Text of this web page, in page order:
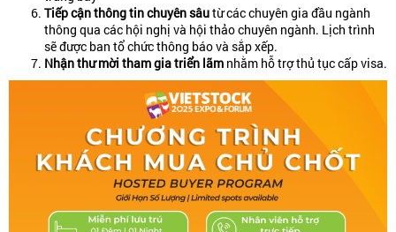
Tiếp cận thông tin chuyên sâutừ các chuyên gia đầu ngành
thông qua các hội nghị và hội thảo chuyên ngành. Lịch trình
sẽ được ban tổ chức thông báo và sắp xếp.
Nhận thư mời tham gia triển lãm nhằm hỗ trợ thủ tục cấp visa.